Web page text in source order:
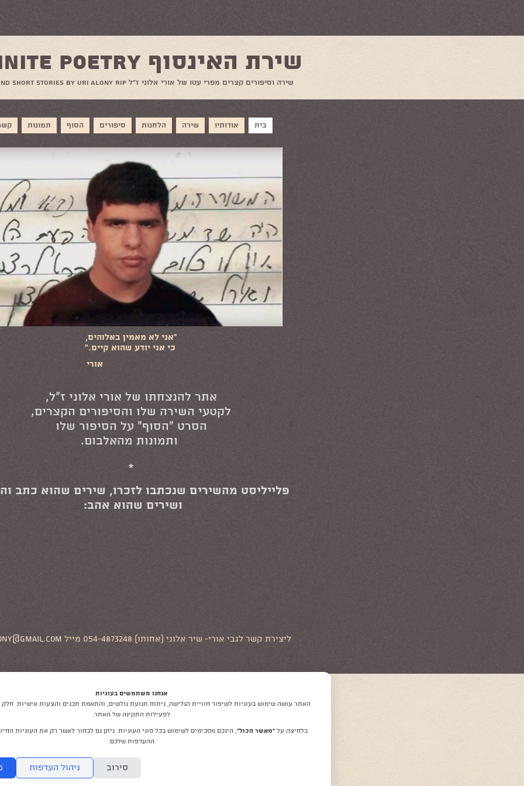
שירת האינסוף Infinite Poetry
שירה וסיפורים קצרים מפרי עטו של אורי אלוני ז"ל Poetry and short stories by Uri Alony RIP
בית אודותיו שירה הלחנות סיפורים הסוף תמונות
"אני לא מאמין באלוהים,
כי אני יודע שהוא קיים."
אורי
אתר להנצחתו של אורי אלוני ז"ל,
לקטעי השירה שלו והסיפורים הקצרים,
הסרט "הסוף" על הסיפור שלו
ותמונות מהאלבום.
*
פלייליסט מהשירים שנכתבו לזכרו, שירים שהוא כתב
ושירים שהוא אהב:
ליצירת קשר לגבי אורי- שיר אלוני (אחותו) 054-4873248 מייל
© כל הזכויות שמורות לאורי אלוני ז"ל ולמשפחתו.
ספטמבר 2018
אנחנו משתמשים בעוגיות
האתר עושה שימוש בעוגיות לשיפור חוויית הגלישה, ניתוח תנועת גולשים, והתאמת תכנים והצעות אישיות. חלק
לפעילות התקינה של האתר.
בלחיצה על“מאשר הכול”, הינכם מסכימים לשימוש בכל סוגי העוגיות. ניתן גם לבחור לאשר רק את העוגיות
ההעדפות שלכם.
סירוב ניהול העדפות